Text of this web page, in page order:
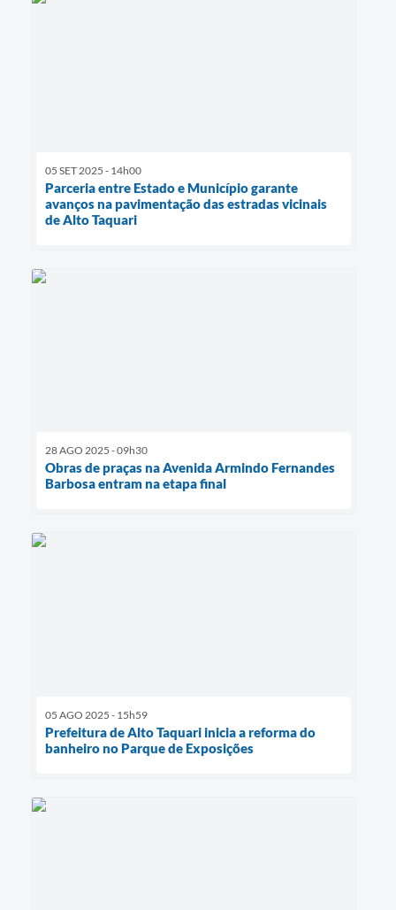
05 SET 2025 - 14h00
Parceria entre Estado e Município garante
avanços na pavimentação das estradas vicinais
de Alto Taquari
28 AGO 2025 - 09h30
Obras de praças na Avenida Armindo Fernandes
Barbosa entram na etapa final
05 AGO 2025 - 15h59
Prefeitura de Alto Taquari inicia a reforma do
banheiro no Parque de Exposições